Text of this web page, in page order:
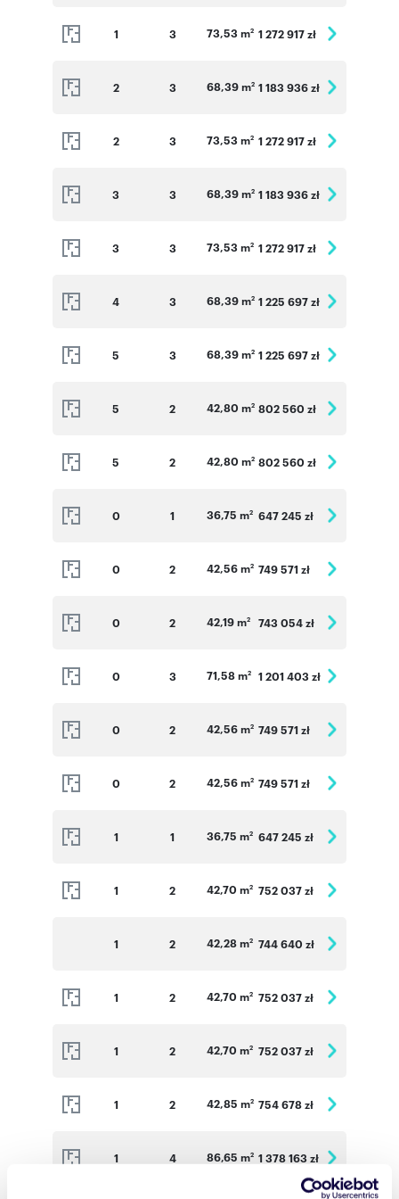
1 3 73,53 m2 1 272 917 zł
2 3 68,39 m2 1 183 936 zł
2 3 73,53 m2 1 272 917 zł
3 3 68,39 m2 1 183 936 zł
3 3 73,53 m2 1 272 917 zł
4 3 68,39 m2 1 225 697 zł
5 3 68,39 m2 1 225 697 zł
5 2 42,80 m2 802 560 zł
5 2 42,80 m2 802 560 zł
0 1 36,75 m2 647 245 zł
0 2 42,56 m2 749 571 zł
0 2 42,19 m2 743 054 zł
0 3 71,58 m2 1 201 403 zł
0 2 42,56 m2 749 571 zł
0 2 42,56 m2 749 571 zł
1 1 36,75 m2 647 245 zł
1 2 42,70 m2 752 037 zł
1 2 42,28 m2 744 640 zł
1 2 42,70 m2 752 037 zł
1 2 42,70 m2 752 037 zł
1 2 42,85 m2 754 678 zł
1 4 86,65 m2 1 378 163 zł